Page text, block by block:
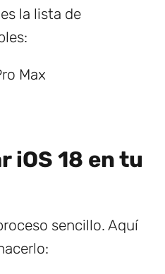
la lista de
Max
iOS 18 en tu
sencillo. Aquí